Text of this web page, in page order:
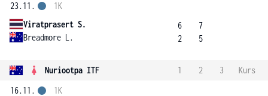
23.11.
Viratprasert S.
Breadmore L.
1K
6
2
7
5
Nuriootpa ITF 1 2 3
Kurs
16.11.
1K